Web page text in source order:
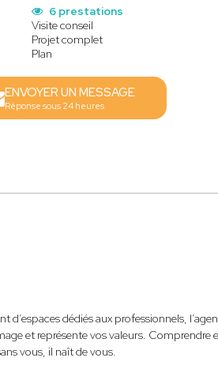
6 prestations
Visite conseil
Projet complet
Plan
ENVOYER UN MESSAGE
Réponse sous 24 heures
dédiés aux professionnels,
et représente vos valeurs. Comprendre
vous, il naît de vous.